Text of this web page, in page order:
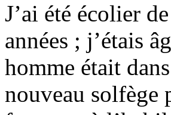
J’ai été écolier
années ; j’étais
homme était
nouveau solfège